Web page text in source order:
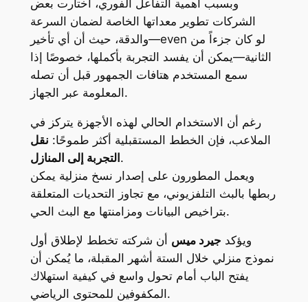
وبسبب أهمية التفاعل الفوري، اختارت بعض
الشركات تطوير معداتها الخاصة لضمان السرعة
والدقة، حيث أن أي تأخير—even لو كان جزءاً من
الثانية—يمكن أن يفسد التجربة بأكملها، خصوصًا إذا
سمع المستخدم هتافات الجمهور قبل أن تصله
المعلومة عبر الجهاز.
رغم أن الاستخدام الحالي لهذه الأجهزة يتركز في
الملاعب، فإن الخطط المستقبلية أكثر طموحًا: نقل
التجربة إلى المنازل.
ويعمل المطورون على إصدار نسخ منزلية يمكن
ربطها بالبث التلفزيوني، مع تجاوز التحديات المتعلقة
بتراخيص البيانات ومزامنتها مع البث الحي.
ويؤكد جيرد ميس أن شركته تخطط لإطلاق أول
نموذج منزلي خلال الستة أشهر المقبلة، ما يُمكن أن
يفتح الباب أمام تحول واسع في كيفية استهلاك
المكفوفين للمحتوى الرياضي.